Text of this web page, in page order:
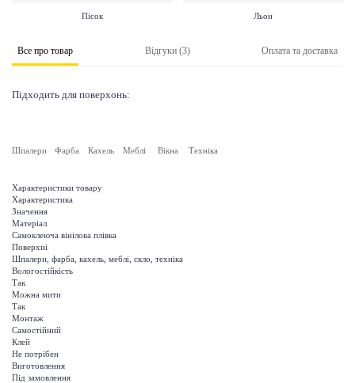
Пісок Льон
Все про товар Відгуки (3) Оплата та доставка
Підходить для поверхонь:
Шпалери Фарба Кахель Меблі Вікна Техніка
Характеристики товару
Характеристика
Значення
Матеріал
Самоклеюча вінілова плівка
Поверхні
Шпалери, фарба, кахель, меблі, скло, техніка
Вологостійкість
Так
Можна мити
Так
Монтаж
Самостійний
Клей
Не потрібен
Виготовлення
Під замовлення